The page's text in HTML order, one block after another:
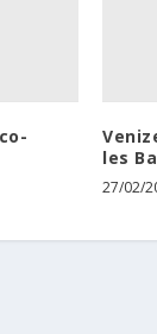
les
27/02/